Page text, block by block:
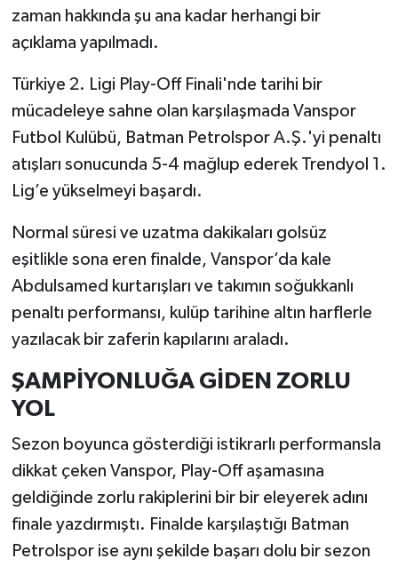
zaman hakkında şu ana kadar herhangi bir
açıklama yapılmadı.
Türkiye 2. Ligi Play-Off Finali'nde tarihi bir
mücadeleye sahne olan karşılaşmada Vanspor
Futbol Kulübü, Batman Petrolspor A.Ş.'yi penaltı
atışları sonucunda 5-4 mağlup ederek Trendyol 1.
Lig’e yükselmeyi başardı.
Normal süresi ve uzatma dakikaları golsüz
eşitlikle sona eren finalde, Vanspor’da kale
Abdulsamed kurtarışları ve takımın soğukkanlı
penaltı performansı, kulüp tarihine altın harflerle
yazılacak bir zaferin kapılarını araladı.
ŞAMPİYONLUĞA GİDEN ZORLU
YOL
Sezon boyunca gösterdiği istikrarlı performansla
dikkat çeken Vanspor, Play-Off aşamasına
geldiğinde zorlu rakiplerini bir bir eleyerek adını
finale yazdırmıştı. Finalde karşılaştığı Batman
Petrolspor ise aynı şekilde başarı dolu bir sezon